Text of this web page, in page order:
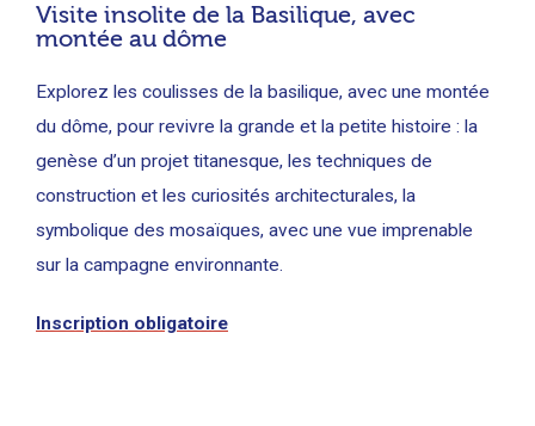
Visite insolite de la Basilique, avec
montée au dôme
Explorez les coulisses de la basilique, avec une montée
du dôme, pour revivre la grande et la petite histoire : la
genèse d’un projet titanesque, les techniques de
construction et les curiosités architecturales, la
symbolique des mosaïques, avec une vue imprenable
sur la campagne environnante.
Inscription obligatoire